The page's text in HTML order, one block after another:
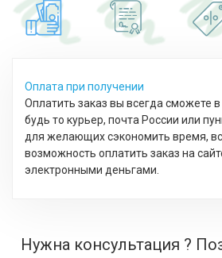
Оплата при получении
Оплатить заказ вы всегда сможете
будь то курьер, почта России или
для желающих сэкономить время,
возможность оплатить заказ на
электронными деньгами.
Нужна консультация ?